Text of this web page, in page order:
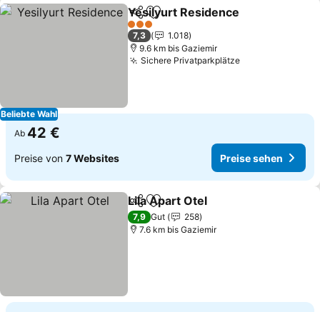
Beliebte Wahl
TeilenZu Favoriten hinzufügen
Yesilyurt Residence
3 Sterne
7,3
1.018
9.6 km bis Gaziemir
Sichere Privatparkplätze
Ab 42 €
Preise von 7 Websites Preise sehen
TeilenZu Favoriten hinzufügen
Lila Apart Otel
7,9 Gut
258
7.6 km bis Gaziemir